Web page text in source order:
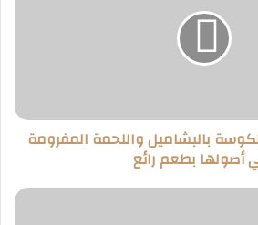
بالبشاميل واللحمة المفرومة
أصولها بطعم رائع